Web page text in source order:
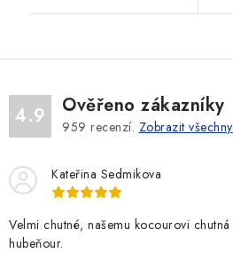
4.9 Ověřeno zákazníky
959 recenzí. Zobrazit
Kateřina Sedmikova
Velmi chutné, našemu kocourovi
hubeňour.